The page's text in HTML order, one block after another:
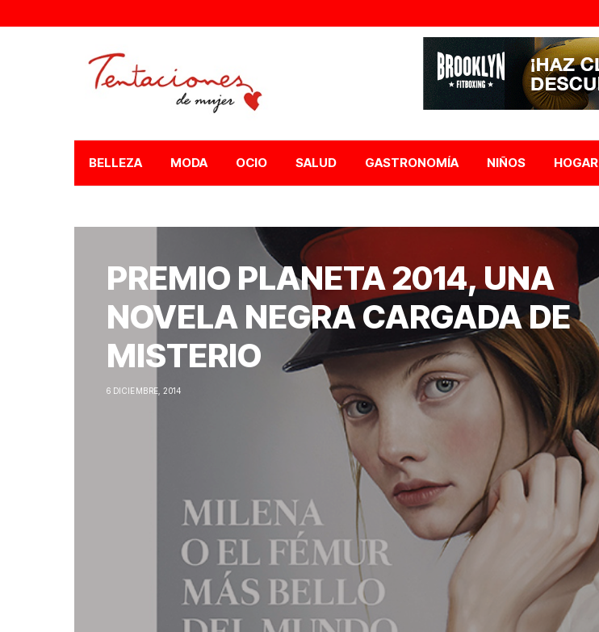
BELLEZA MODA OCIO SALUD GASTRONOMÍA NIÑOS HOGAR
PREMIO PLANETA 2014, UNA
NOVELA NEGRA CARGADA DE
MISTERIO
6 DICIEMBRE, 2014